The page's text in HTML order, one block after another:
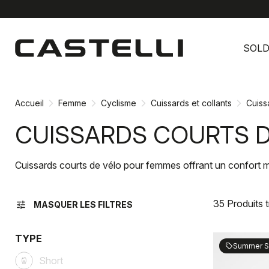
contenu
Accueil Femme Cyclisme Cuissards et collants
CUISSARDS COURTS
Cuissards courts de vélo pour femmes offrant un confort
tune MASQUER LES FILTRES 35 Produits
TYPE
Short
sellSummer